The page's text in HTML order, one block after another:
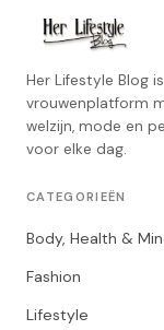
Her Lifestyle Blog
vrouwenplatform
welzijn, mode en
voor elke dag.
CATEGORIEËN
Body, Health &
Fashion
Lifestyle